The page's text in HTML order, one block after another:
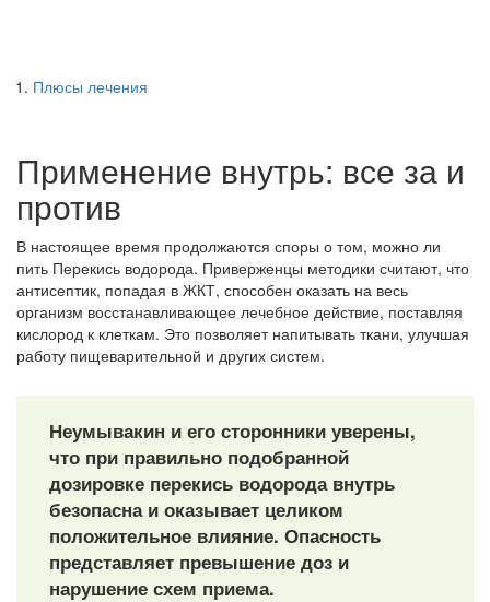
Плюсы лечения
Применение внутрь: все за и
против
В настоящее время продолжаются споры о том, можно ли
пить Перекись водорода. Приверженцы методики считают, что
антисептик, попадая в ЖКТ, способен оказать на весь
организм восстанавливающее лечебное действие, поставляя
кислород к клеткам. Это позволяет напитывать ткани, улучшая
работу пищеварительной и других систем.
Неумывакин и его сторонники уверены,
что при правильно подобранной
дозировке перекись водорода внутрь
безопасна и оказывает целиком
положительное влияние. Опасность
представляет превышение доз и
нарушение схем приема.